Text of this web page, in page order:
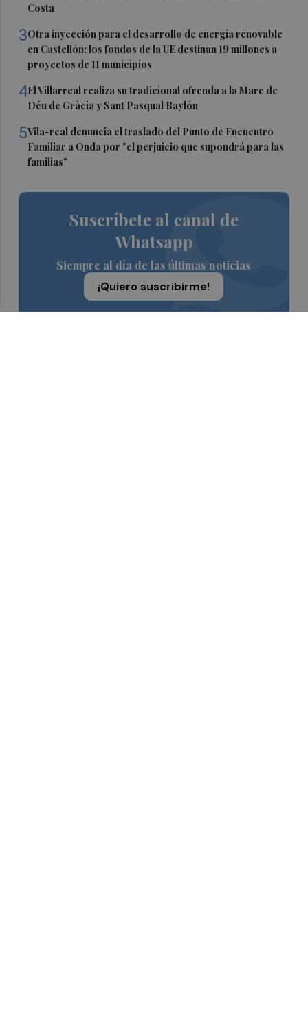
Costa
3Otra inyección para el desarrollo de energía renovable
en Castellón: los fondos de la UE destinan 19 millones a
proyectos de 11 municipios
4El Villarreal realiza su tradicional ofrenda a la Mare de
Déu de Gràcia y Sant Pasqual Baylón
5Vila-real denuncia el traslado del Punto de Encuentro
Familiar a Onda por "el perjuicio que supondrá para las
familias"
Suscríbete al canal de
Whatsapp
Siempre al día de las últimas noticias
¡Quiero suscribirme!